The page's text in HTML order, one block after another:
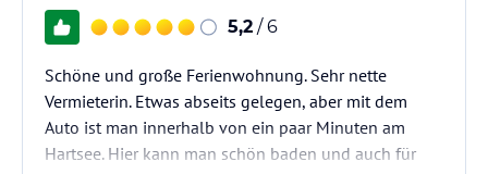
5,2 / 6
Schöne und große Ferienwohnung. Sehr nette
Vermieterin. Etwas abseits gelegen, aber mit dem
Auto ist man innerhalb von ein paar Minuten am
Hartsee. Hier kann man schön baden und auch für